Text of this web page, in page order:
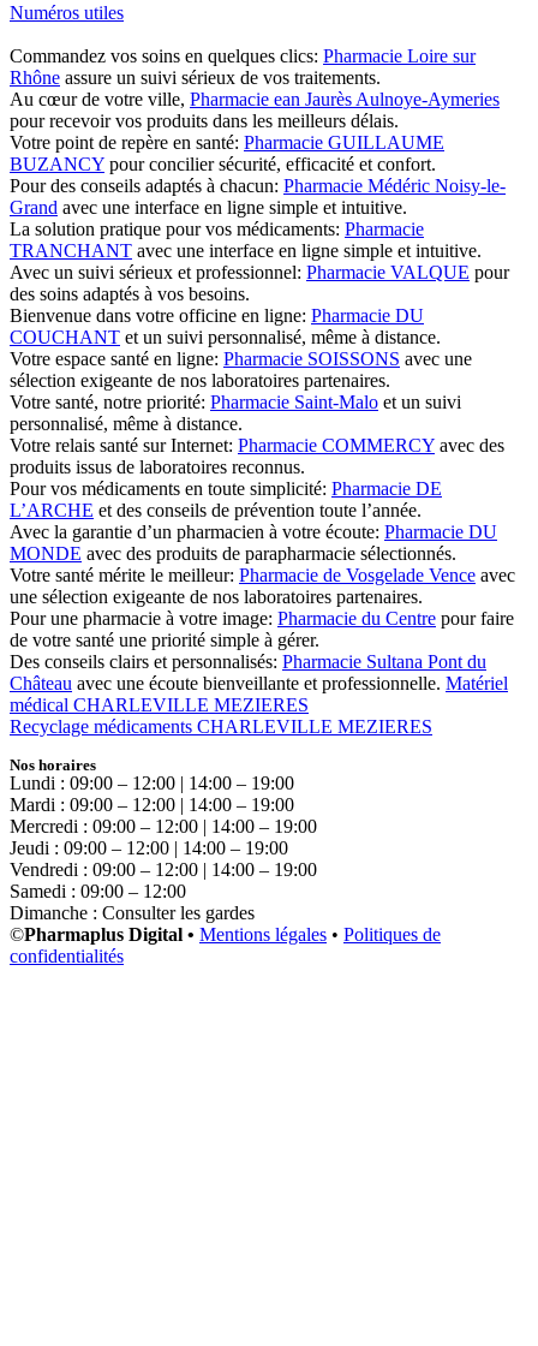
Numéros utiles
Commandez vos soins en quelques clics: Pharmacie Loire sur
Rhône assure un suivi sérieux de vos traitements.
Au cœur de votre ville, Pharmacie ean Jaurès Aulnoye-Aymeries
pour recevoir vos produits dans les meilleurs délais.
Votre point de repère en santé: Pharmacie GUILLAUME
BUZANCY pour concilier sécurité, efficacité et confort.
Pour des conseils adaptés à chacun: Pharmacie Médéric Noisy-le-
Grand avec une interface en ligne simple et intuitive.
La solution pratique pour vos médicaments: Pharmacie
TRANCHANT avec une interface en ligne simple et intuitive.
Avec un suivi sérieux et professionnel: Pharmacie VALQUE pour
des soins adaptés à vos besoins.
Bienvenue dans votre officine en ligne: Pharmacie DU
COUCHANT et un suivi personnalisé, même à distance.
Votre espace santé en ligne: Pharmacie SOISSONS avec une
sélection exigeante de nos laboratoires partenaires.
Votre santé, notre priorité: Pharmacie Saint-Malo et un suivi
personnalisé, même à distance.
Votre relais santé sur Internet: Pharmacie COMMERCY avec des
produits issus de laboratoires reconnus.
Pour vos médicaments en toute simplicité: Pharmacie DE
L’ARCHE et des conseils de prévention toute l’année.
Avec la garantie d’un pharmacien à votre écoute: Pharmacie DU
MONDE avec des produits de parapharmacie sélectionnés.
Votre santé mérite le meilleur: Pharmacie de Vosgelade Vence avec
une sélection exigeante de nos laboratoires partenaires.
Pour une pharmacie à votre image: Pharmacie du Centre pour faire
de votre santé une priorité simple à gérer.
Des conseils clairs et personnalisés: Pharmacie Sultana Pont du
Château avec une écoute bienveillante et professionnelle. Matériel
médical CHARLEVILLE MEZIERES
Recyclage médicaments CHARLEVILLE MEZIERES
Nos horaires
Lundi : 09:00 – 12:00 | 14:00 – 19:00
Mardi : 09:00 – 12:00 | 14:00 – 19:00
Mercredi : 09:00 – 12:00 | 14:00 – 19:00
Jeudi : 09:00 – 12:00 | 14:00 – 19:00
Vendredi : 09:00 – 12:00 | 14:00 – 19:00
Samedi : 09:00 – 12:00
Dimanche : Consulter les gardes
©Pharmaplus Digital • Mentions légales • Politiques de
confidentialités